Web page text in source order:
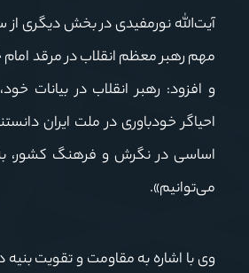
آیت‌الله نورمفیدی در بخش دیگری از
مهم رهبر معظم انقلاب در مرقد امام
و افزود: رهبر انقلاب در بیانات
احیاگر خودباوری در ملت ایران
اساسی در نگرش و فرهنگ کشور،
می‌توانیم».
وی با اشاره به مقاومت و تقویت